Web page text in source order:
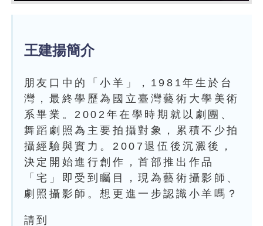
王建揚簡介
朋友口中的「小羊」，1981年生於台
灣，最終學歷為國立臺灣藝術大學美術
系畢業。2002年在學時期就以劇團、
舞蹈劇照為主要拍攝對象，累積不少拍
攝經驗與實力。2007退伍後沉澱後，
決定開始進行創作，首部推出作品
「宅」即受到矚目，現為藝術攝影師、
劇照攝影師。想更進一步認識小羊嗎？
請到